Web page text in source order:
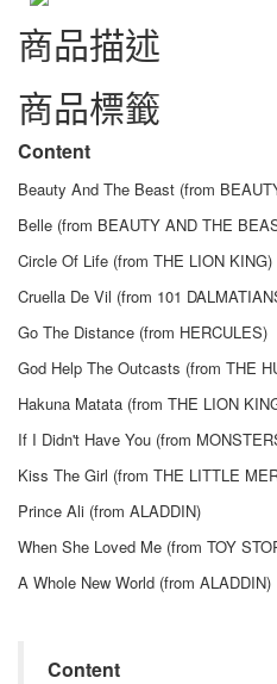
商品描述
商品標籤
Content
Beauty And The Beast (from
Belle (from BEAUTY AND THE
Circle Of Life (from THE LION KING)
Cruella De Vil (from 101
Go The Distance (from HERCULES)
God Help The Outcasts (from THE
Hakuna Matata (from THE LION
If I Didn't Have You (from
Kiss The Girl (from THE LITTLE
Prince Ali (from ALADDIN)
When She Loved Me (from TOY
A Whole New World (from ALADDIN)
Content